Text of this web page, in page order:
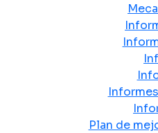
Plan de